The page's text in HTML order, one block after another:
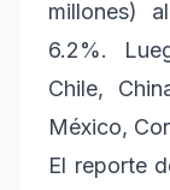
millones)
6.2%.
Chile,
México,
El reporte